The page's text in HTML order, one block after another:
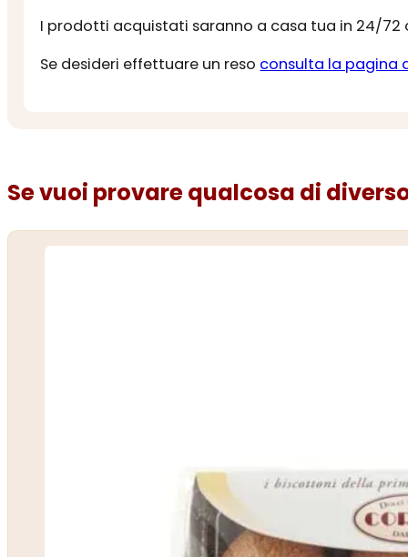
I prodotti acquistati saranno a casa tua in 24/72
Se desideri effettuare un reso consulta la pagina
Se vuoi provare qualcosa di